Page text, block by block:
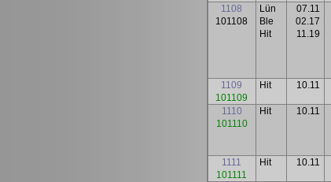
1108
101108
Lün
Ble
Hit
07.11
02.17
11.19
1109
101109
Hit 10.11
1110
101110
Hit 10.11
1111
101111
Hit 10.11